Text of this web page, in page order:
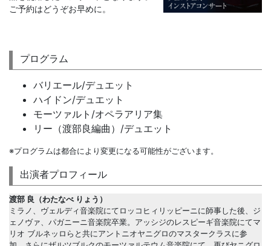
ご予約はどうぞお早めに。
プログラム
バリエール/デュエット
ハイドン/デュエット
モーツァルト/オペラアリア集
リー（渡部良編曲）/デュエット
※プログラムは都合により変更になる可能性がございます。
出演者プロフィール
渡部 良（わたなべ りょう）
ミラノ、ヴェルディ音楽院にてロッコヒィリッピーニに師事した後、ジ
ェノヴァ、パガニーニ音楽院卒業。アッシジのレスピーギ音楽院にてマ
リオ ブルネッロらと共にアントニオヤニグロのマスタークラスに参